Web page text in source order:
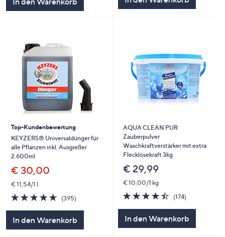
Top-Kundenbewertung
KEYZERS® Universaldünger für
alle Pflanzen inkl. Ausgießer
2.600ml
€ 30,00
€ 11,54/1 l
4.6
von
5
(395)
In den Warenkorb
AQUA CLEAN PUR
Zauberpulver
Waschkraftverstärker mit extra
Flecklösekraft 3kg
€ 29,99
€ 10,00/1 kg
4.4
von
5
(174)
In den Warenkorb